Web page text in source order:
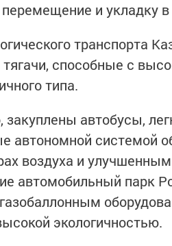
и укладку
транспорта
способные с
типа.
закуплены автобусы,
автономной системой
воздуха и
автомобильный парк
экологичностью.